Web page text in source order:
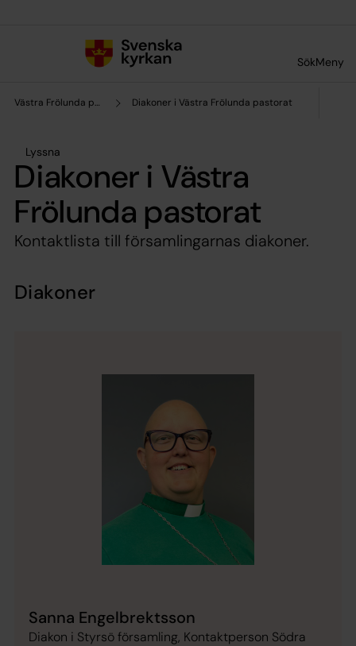
SökMeny
Västra Frölunda pastorat Diakoner i Västra Frölunda pastorat
Lyssna
Diakoner i Västra
Frölunda pastorat
Kontaktlista till församlingarnas diakoner.
Diakoner
Sanna Engelbrektsson
Diakon i Styrsö församling, Kontaktperson Södra